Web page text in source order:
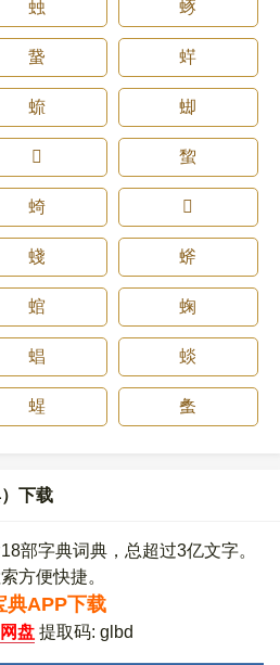
䖵 䖶
䖸 䖹
䖻 䖼
𫥢 䖿
䗁 𫦌
䗃 䗄
䗆 䗇
䗉 䗊
䗌 䗍
下载
部字典词典，总超过3亿文字。
方便快捷。
典APP下载
盘 提取码: glbd